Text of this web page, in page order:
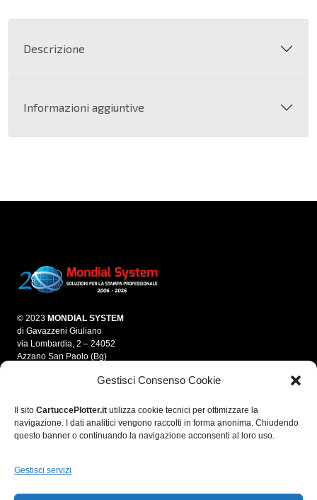
Gestisci Consenso Cookie
Il sito CartuccePlotter.it utilizza cookie tecnici per ottimizzare la
navigazione. I dati analitici vengono raccolti in forma anonima. Chiudendo
questo banner o continuando la navigazione acconsenti al loro uso.
Gestisci servizi
Descrizione
Informazioni aggiuntive
© 2023 MONDIAL SYSTEM
di Gavazzeni Giuliano
via Lombardia, 2 – 24052
Azzano San Paolo (Bg)
info@mondialsystem.it
Fax 035 4595861
P.IVA 03280700166
C.F. GVZGLN70E05A794A